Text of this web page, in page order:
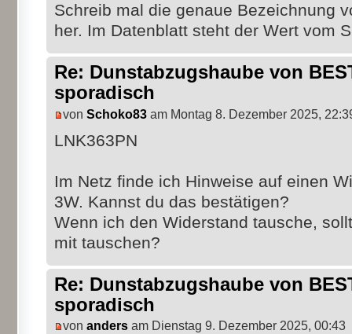
Schreib mal die genaue Bezeichnung
her. Im Datenblatt steht der Wert vom
Re: Dunstabzugshaube von
sporadisch
von Schoko83 am Montag 8. Dezember 2025,
LNK363PN
Im Netz finde ich Hinweise auf einen
3W. Kannst du das bestätigen?
Wenn ich den Widerstand tausche,
mit tauschen?
Re: Dunstabzugshaube von
sporadisch
von anders am Dienstag 9. Dezember 2025, 00:43